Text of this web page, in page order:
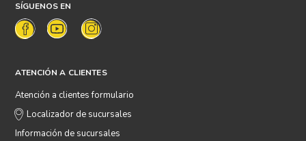
SÍGUENOS EN
ATENCIÓN A CLIENTES
Atención a clientes formulario
Localizador de sucursales
Información de sucursales